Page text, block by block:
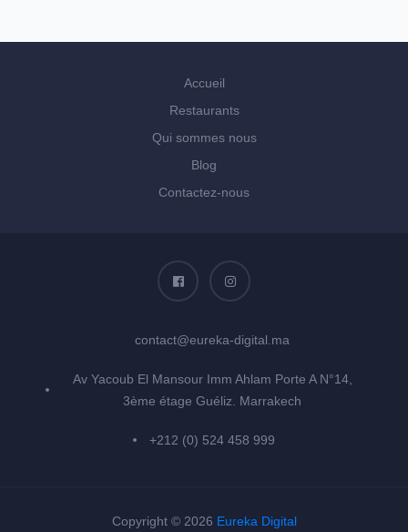
Accueil
Restaurants
Qui sommes nous
Blog
Contactez-nous
contact@eureka-digital.ma
Av Yacoub El Mansour Imm Ahlam Porte A N°14,
3ème étage Guéliz. Marrakech
+212 (0) 524 458 999
Copyright © 2026 Eureka Digital